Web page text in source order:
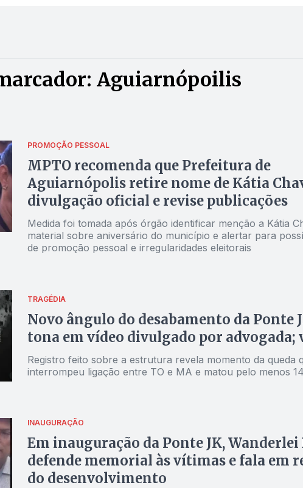
Aguiarnópoilis
PROMOÇÃO PESSOAL
MPTO recomenda que Prefeitura de
Aguiarnópolis retire nome de Kátia
divulgação oficial e revise publicações
Medida foi tomada após órgão identificar menção a Kátia
material sobre aniversário do município e alertar para
de promoção pessoal e irregularidades eleitorais
TRAGÉDIA
Novo ângulo do desabamento da Ponte
tona em vídeo divulgado por advogada;
Registro feito sobre a estrutura revela momento da queda
interrompeu ligação entre TO e MA e matou pelo menos
INAUGURAÇÃO
Em inauguração da Ponte JK, Wanderlei
defende memorial às vítimas e fala em
do desenvolvimento